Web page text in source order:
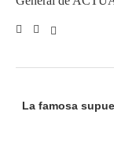
La famosa